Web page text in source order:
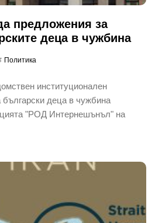
предложения за
деца в чужбина
Политика
институционален
деца в чужбина
"РОД Интернешънъл" на